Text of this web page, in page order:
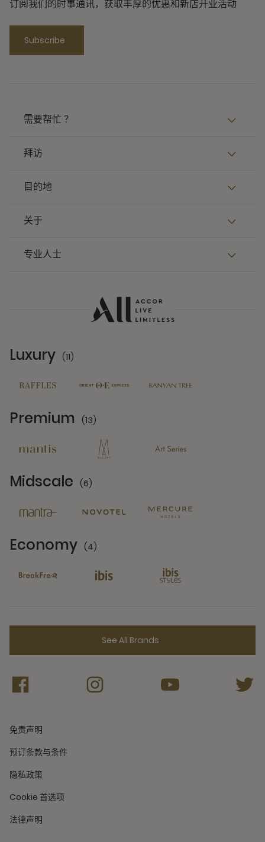
订阅我们的时事通讯，获取丰厚的优惠和新店开业活动
Subscribe
需要帮忙 ？
拜访
目的地
关于
专业人士
Luxury (11)
Premium (13)
Midscale (6)
Economy (4)
See All Brands
免责声明
预订条款与条件
隐私政策
Cookie 首选项
法律声明